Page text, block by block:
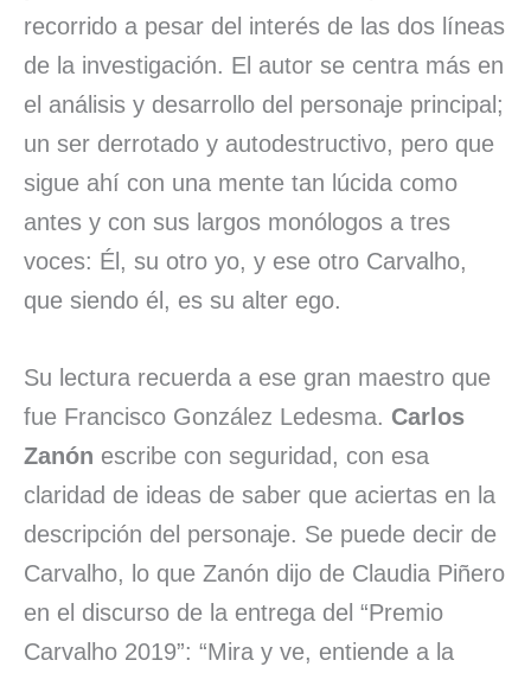
recorrido a pesar del interés de las dos líneas
de la investigación. El autor se centra más en
el análisis y desarrollo del personaje principal;
un ser derrotado y autodestructivo, pero que
sigue ahí con una mente tan lúcida como
antes y con sus largos monólogos a tres
voces: Él, su otro yo, y ese otro Carvalho,
que siendo él, es su alter ego.
Su lectura recuerda a ese gran maestro que
fue Francisco González Ledesma. Carlos
Zanón escribe con seguridad, con esa
claridad de ideas de saber que aciertas en la
descripción del personaje. Se puede decir de
Carvalho, lo que Zanón dijo de Claudia Piñero
en el discurso de la entrega del “Premio
Carvalho 2019”: “Mira y ve, entiende a la